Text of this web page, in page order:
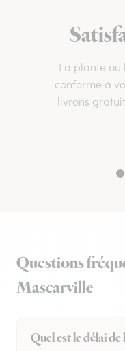
La plante ou
conforme à
livrons
Questions
Mascarville
Quel est le délai